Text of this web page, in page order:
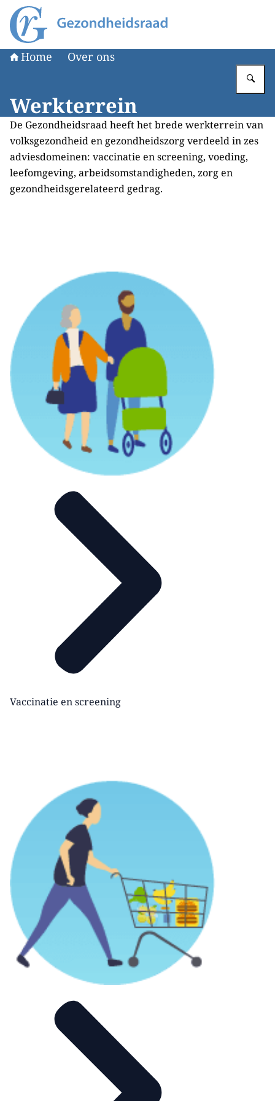
Naar de homepage van Gezondheidsraad
Home Over ons
Werkterrein
De Gezondheidsraad heeft het brede werkterrein van
volksgezondheid en gezondheidszorg verdeeld in zes
adviesdomeinen: vaccinatie en screening, voeding,
leefomgeving, arbeidsomstandigheden, zorg en
gezondheidsgerelateerd gedrag.
Vaccinatie en screening